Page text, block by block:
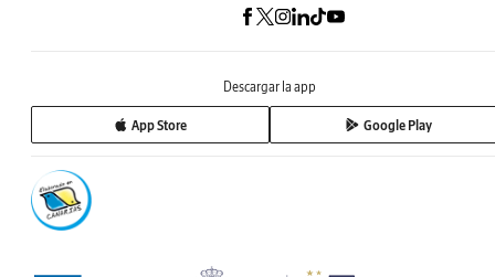
Descargar la app
App Store Google Play